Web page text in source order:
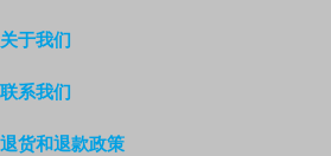
关于我们
联系我们
退货和退款政策